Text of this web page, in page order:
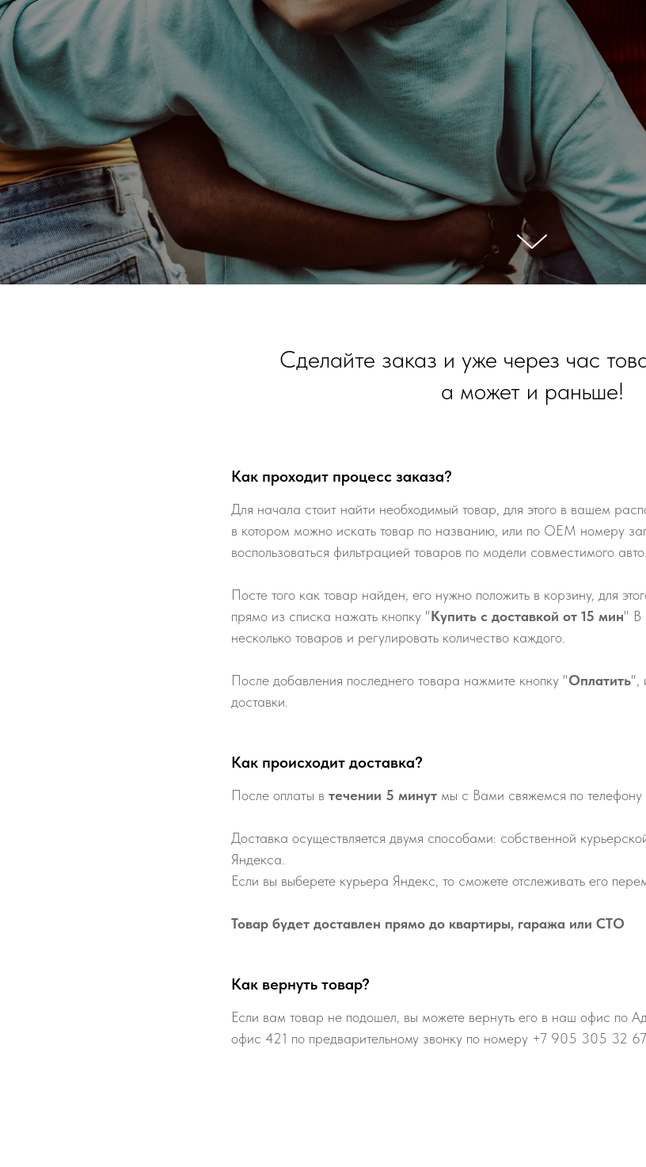
Сделайте заказ и уже через час
а может и раньше!
Как проходит процесс заказа?
Для начала стоит найти необходимый товар, для этого в вашем
в котором можно искать товар по названию, или по ОЕМ номеру
воспользоваться фильтрацией товаров по модели совместимого авто.
Посте того как товар найден, его нужно положить в корзину, для
прямо из списка нажать кнопку "Купить с доставкой от 15 мин" В
несколько товаров и регулировать количество каждого.
После добавления последнего товара нажмите кнопку "Оплатить",
доставки.
Как происходит доставка?
После оплаты в течении 5 минут мы с Вами свяжемся по телефону
Доставка осуществляется двумя способами: собственной
Яндекса.
Если вы выберете курьера Яндекс, то сможете отслеживать его
Товар будет доставлен прямо до квартиры, гаража или СТО
Как вернуть товар?
Если вам товар не подошел, вы можете вернуть его в наш офис по
офис 421 по предварительному звонку по номеру +7 905 305 32 67